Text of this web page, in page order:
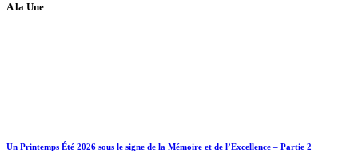
A la Une
Un Printemps Été 2026 sous le signe de la Mémoire et de l’Excellence – Partie 2